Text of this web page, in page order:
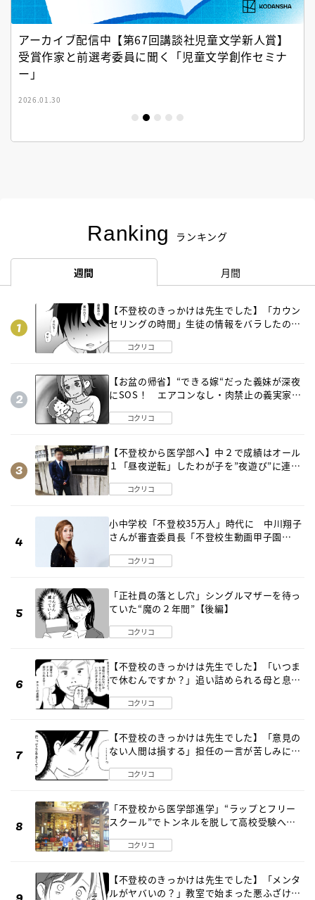
アーカイブ配信中【第67回講談社児童文学新人賞】
受賞作家と前選考委員に聞く「児童文学創作セミナ
ー」
2026.01.30
Ranking ランキング
週間 月間
【不登校のきっかけは先生でした】「カウン
セリングの時間」生徒の情報をバラしたの
コクリコ
【お盆の帰省】“できる嫁“だった義妹が深夜
にSOS！ エアコンなし・肉禁止の義実家ル
コクリコ
【不登校から医学部へ】中２で成績はオール
１「昼夜逆転」したわが子を”夜遊び”に連れ
コクリコ
小中学校「不登校35万人」時代に 中川翔子
さんが審査委員長「不登校生動画甲子園
コクリコ
「正社員の落とし穴」シングルマザーを待っ
ていた“魔の２年間”【後編】
コクリコ
【不登校のきっかけは先生でした】「いつま
で休むんですか？」追い詰められる母と息子
コクリコ
【不登校のきっかけは先生でした】「意見の
ない人間は損する」担任の一言が苦しみに…
コクリコ
「不登校から医学部進学」“ラップとフリー
スクール”でトンネルを脱して高校受験へ
コクリコ
【不登校のきっかけは先生でした】「メンタ
ルがヤバいの？」教室で始まった悪ふざけ